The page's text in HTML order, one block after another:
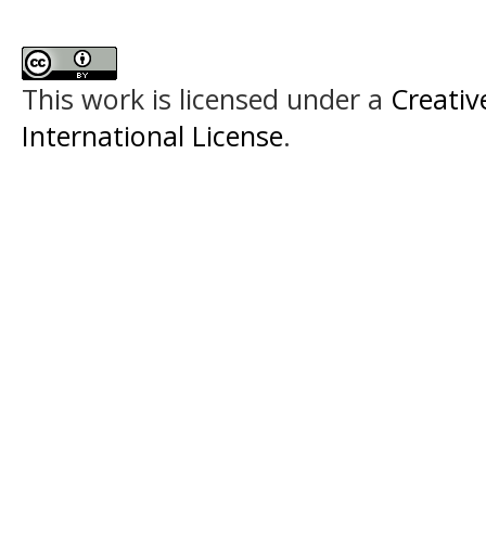
This work is licensed under a
International License.